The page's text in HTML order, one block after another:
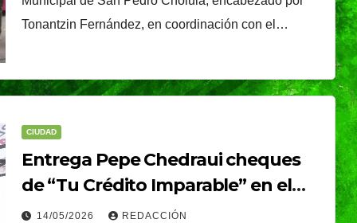
Tonantzin Fernández, en coordinación con el…
CIUDAD
Entrega Pepe Chedraui cheques
de “Tu Crédito Imparable” en el
«Día del Pueblo»
14/05/2026 REDACCIÓN